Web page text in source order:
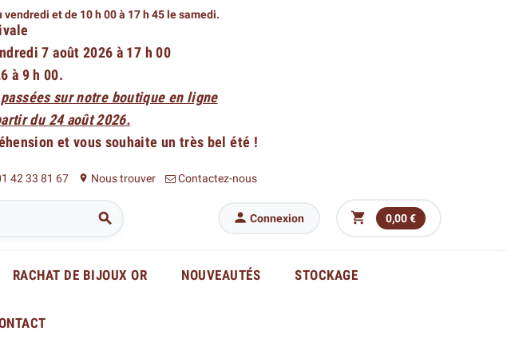
vendredi et de 10 h 00 à 17 h 45 le samedi.
7 août 2026 à 17 h 00
à 9 h 00.
sur notre boutique en ligne
du 24 août 2026.
et vous souhaite un très bel été !
42 33 81 67 place Nous trouver Contactez-nous
  Connexion  0,00 €
RACHAT DE BIJOUX OR NOUVEAUTÉS STOCKAGE